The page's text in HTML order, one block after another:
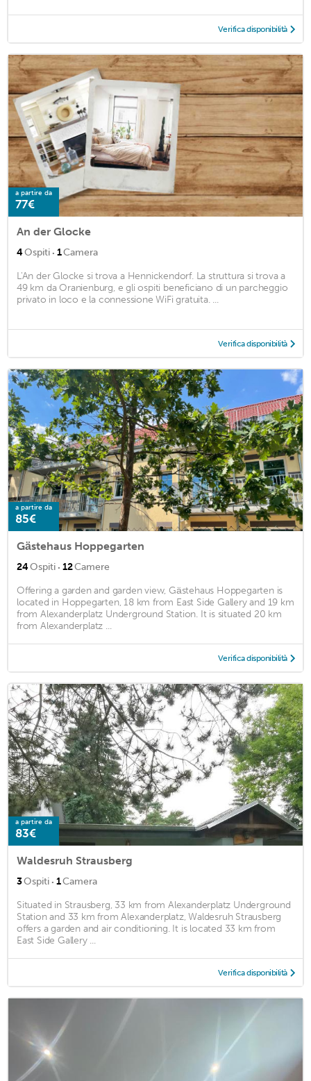
Verifica disponibilità
a partire da
77€
An der Glocke
4Ospiti · 1Camera
L'An der Glocke si trova a Hennickendorf. La struttura si trova a
49 km da Oranienburg, e gli ospiti beneficiano di un parcheggio
privato in loco e la connessione WiFi gratuita. ...
Verifica disponibilità
a partire da
85€
Gästehaus Hoppegarten
24Ospiti · 12Camere
Offering a garden and garden view, Gästehaus Hoppegarten is
located in Hoppegarten, 18 km from East Side Gallery and 19 km
from Alexanderplatz Underground Station. It is situated 20 km
from Alexanderplatz ...
Verifica disponibilità
a partire da
83€
Waldesruh Strausberg
3Ospiti · 1Camera
Situated in Strausberg, 33 km from Alexanderplatz Underground
Station and 33 km from Alexanderplatz, Waldesruh Strausberg
offers a garden and air conditioning. It is located 33 km from
East Side Gallery ...
Verifica disponibilità